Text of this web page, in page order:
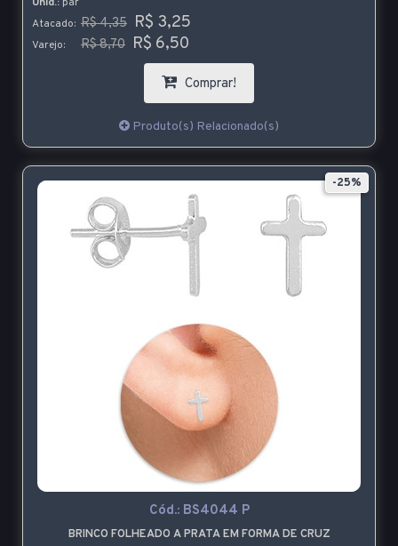
Atacado: R$ 4,35 R$ 3,25
Varejo: R$ 8,70 R$ 6,50
Comprar!
Produto(s) Relacionado(s)
-25%
Cód.: BS4044 P
BRINCO FOLHEADO A PRATA EM FORMA DE CRUZ